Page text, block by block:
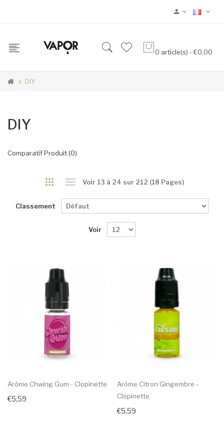
0 article(s) - €0,00
DIY
DIY
Comparatif Produit (0)
Voir 13 à 24 sur 212 (18 Pages)
Classement
Voir
Arôme Chwing Gum - Clopinette
€5,59
Arôme Citron Gingembre -
Clopinette
€5,59